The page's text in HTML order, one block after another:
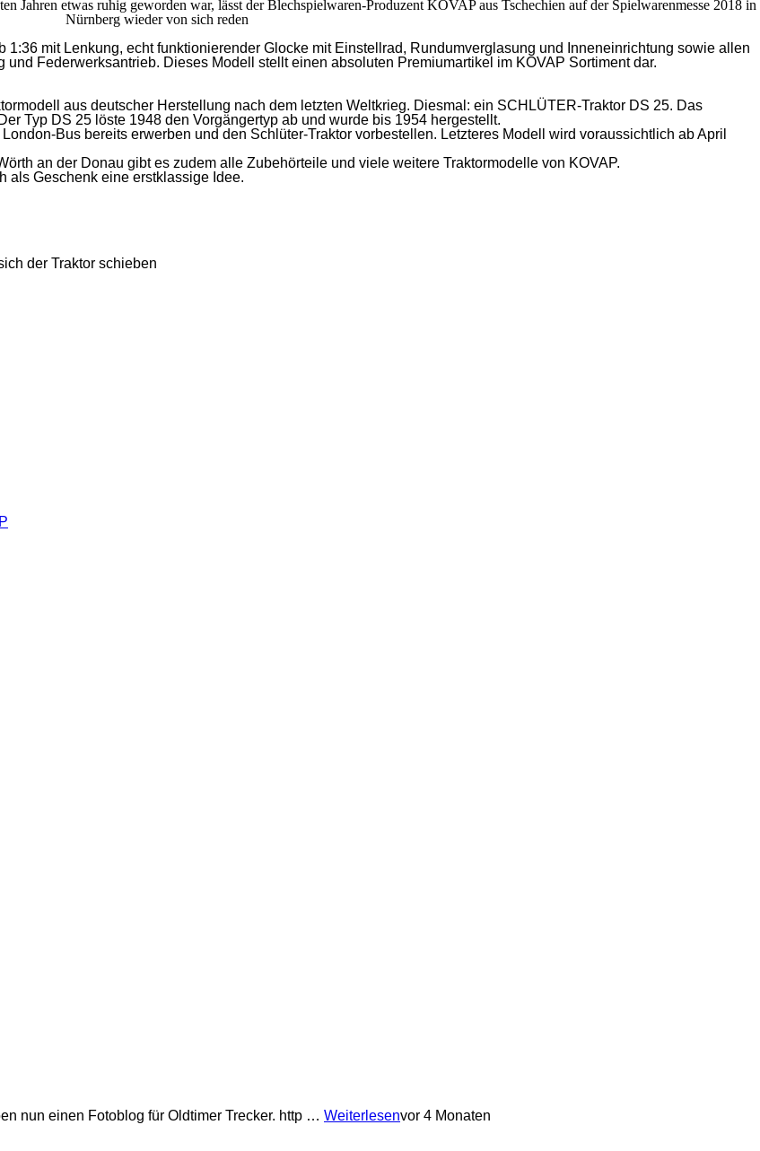
Jahren etwas ruhig geworden war, lässt der Blechspielwaren-Produzent KOVAP aus Tschechien auf der Spielwarenmesse 2018 in
Nürnberg wieder von sich reden
1:36 mit Lenkung, echt funktionierender Glocke mit Einstellrad, Rundumverglasung und Inneneinrichtung sowie allen
Federwerksantrieb. Dieses Modell stellt einen absoluten Premiumartikel im KOVAP Sortiment dar.
aus deutscher Herstellung nach dem letzten Weltkrieg. Diesmal: ein SCHLÜTER-Traktor DS 25. Das
Typ DS 25 löste 1948 den Vorgängertyp ab und wurde bis 1954 hergestellt.
Bus bereits erwerben und den Schlüter-Traktor vorbestellen. Letzteres Modell wird voraussichtlich ab April
an der Donau gibt es zudem alle Zubehörteile und viele weitere Traktormodelle von KOVAP.
als Geschenk eine erstklassige Idee.
der Traktor schieben
nun einen Fotoblog für Oldtimer Trecker. http … Weiterlesenvor 4 Monaten